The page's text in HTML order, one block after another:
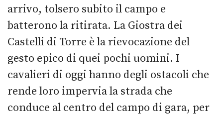
arrivo, tolsero subito il campo e
batterono la ritirata. La Giostra dei
Castelli di Torre è la rievocazione del
gesto epico di quei pochi uomini. I
cavalieri di oggi hanno degli ostacoli che
rende loro impervia la strada che
conduce al centro del campo di gara, per